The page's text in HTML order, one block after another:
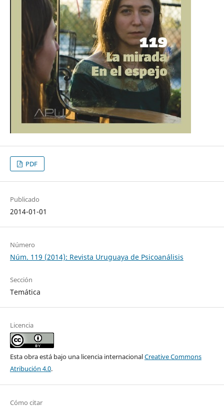
PDF
Publicado
2014-01-01
Número
Núm. 119 (2014): Revista Uruguaya de Psicoanálisis
Sección
Temática
Licencia
Esta obra está bajo una licencia internacionalCreative Commons
Atribución 4.0.
Cómo citar